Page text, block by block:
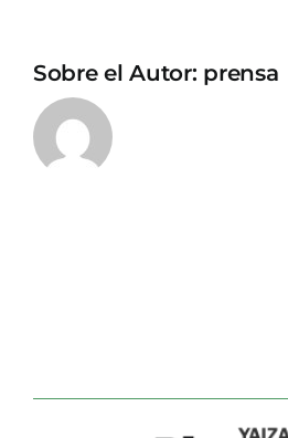
Sobre el Autor: prensa